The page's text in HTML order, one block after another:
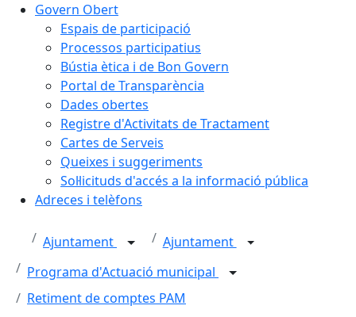
Govern Obert
Espais de participació
Processos participatius
Bústia ètica i de Bon Govern
Portal de Transparència
Dades obertes
Registre d'Activitats de Tractament
Cartes de Serveis
Queixes i suggeriments
Sol·licituds d'accés a la informació pública
Adreces i telèfons
Ajuntament
Ajuntament
Programa d'Actuació municipal
Retiment de comptes PAM